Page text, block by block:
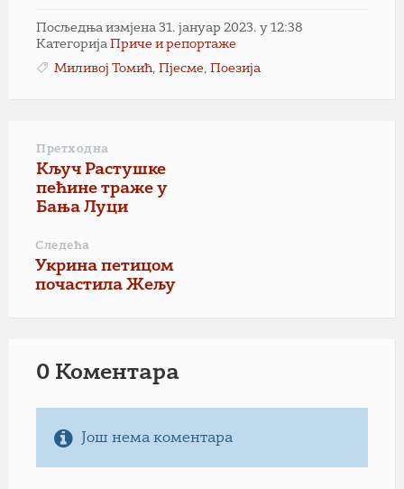
Посљедња измјена 31. јануар 2023. у 12:38
Категорија Приче и репортаже
Миливој Томић, Пјесме, Поезија
Претходна
Кључ Растушке
пећине траже у
Бања Луци
Следећа
Укрина петицом
почастила Жељу
0 Коментарa
Још нема коментара